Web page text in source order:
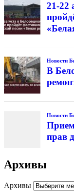
21-22
Новости
В
Новости
прав
Архивы
Архивы